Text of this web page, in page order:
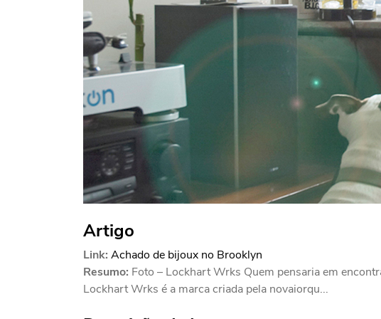
Artigo
Link: Achado de bijoux no Brooklyn
Resumo: Foto – Lockhart Wrks Quem pensaria em
Lockhart Wrks é a marca criada pela novaiorqu...